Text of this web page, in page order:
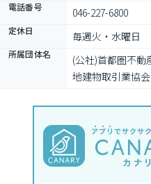
電話番号 046-227-6800
定休日 毎週火・水曜日
所属団体名
(公社)首都圏不動
地建物取引業協会